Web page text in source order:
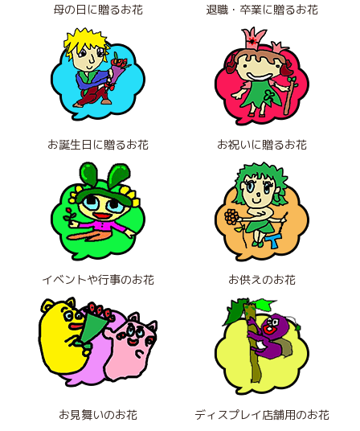
母の日に贈るお花 退職・卒業に贈るお花
お誕生日に贈るお花 お祝いに贈るお花
イベントや行事のお花 お供えのお花
お見舞いのお花 ディスプレイ店舗用のお花